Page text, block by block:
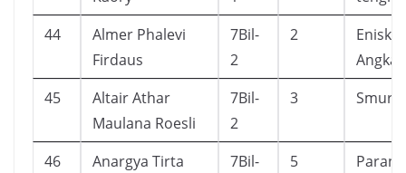
44
Almer Phalevi
Firdaus
7Bil-
2
2
45
Altair Athar
Maulana Roesli
7Bil-
2
3 Smurf
46
Anargya Tirta
7Bil-
5